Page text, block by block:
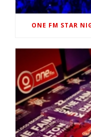
ONE FM STAR